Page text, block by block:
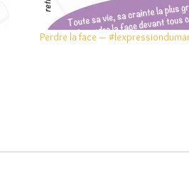
Perdre la face —